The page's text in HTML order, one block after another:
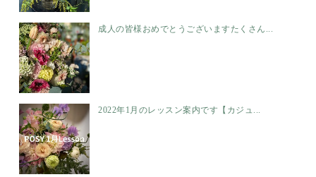
成人の皆様おめでとうございます️たくさん...
2022年1月のレッスン案内です【カジュ...